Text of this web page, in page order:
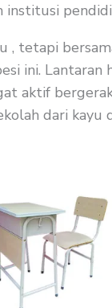
tetapi
ini.
aktif
dari